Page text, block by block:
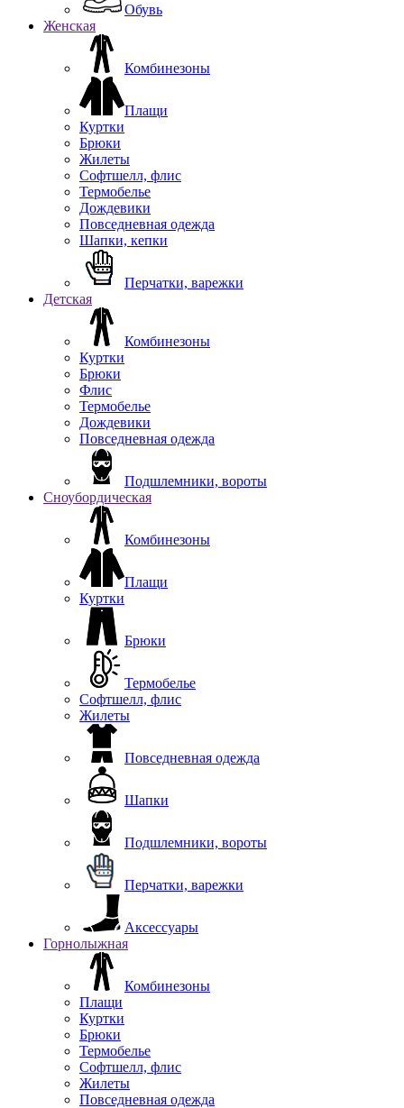
Обувь
Женская
Комбинезоны
Плащи
Куртки
Брюки
Жилеты
Софтшелл, флис
Термобелье
Дождевики
Повседневная одежда
Шапки, кепки
Перчатки, варежки
Детская
Комбинезоны
Куртки
Брюки
Флис
Термобелье
Дождевики
Повседневная одежда
Подшлемники, вороты
Сноубордическая
Комбинезоны
Плащи
Куртки
Брюки
Термобелье
Софтшелл, флис
Жилеты
Повседневная одежда
Шапки
Подшлемники, вороты
Перчатки, варежки
Аксессуары
Горнолыжная
Комбинезоны
Плащи
Куртки
Брюки
Термобелье
Софтшелл, флис
Жилеты
Повседневная одежда